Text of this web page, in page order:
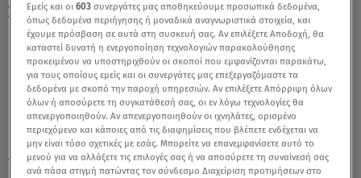
Σκορπιός: 22/1/2021 - Οι Σημερινές
Προβλέψεις - Video
TAGS: ΖΩΔΙΑ – ΣΚΟΡΠΙΟΣ ΖΩΔΙΑ ΣΚΟΡΠΙΟΣ
Εμείς και οι603 συνεργάτες μας αποθηκεύουμε προσωπικά δεδομένα,
όπως δεδομένα περιήγησης ή μοναδικά αναγνωριστικά στοιχεία, και
έχουμε πρόσβαση σε αυτά στη συσκευή σας. Αν επιλέξετε Αποδοχή, θα
καταστεί δυνατή η ενεργοποίηση τεχνολογιών παρακολούθησης
προκειμένου να υποστηριχθούν οι σκοποί που εμφανίζονται παρακάτω,
για τους οποίους εμείς και οι συνεργάτες μας επεξεργαζόμαστε τα
δεδομένα με σκοπό την παροχή υπηρεσιών. Αν επιλέξετε Απόρριψη όλων
όλων ή αποσύρετε τη συγκατάθεσή σας, οι εν λόγω τεχνολογίες θα
απενεργοποιηθούν. Αν απενεργοποιηθούν οι ιχνηλάτες, ορισμένο
περιεχόμενο και κάποιες από τις διαφημίσεις που βλέπετε ενδέχεται να
μην είναι τόσο σχετικές με εσάς. Μπορείτε να επανεμφανίσετε αυτό το
μενού για να αλλάξετε τις επιλογές σας ή να αποσύρετε τη συναίνεσή σας
ανά πάσα στιγμή πατώντας τον σύνδεσμο Διαχείριση προτιμήσεων στο